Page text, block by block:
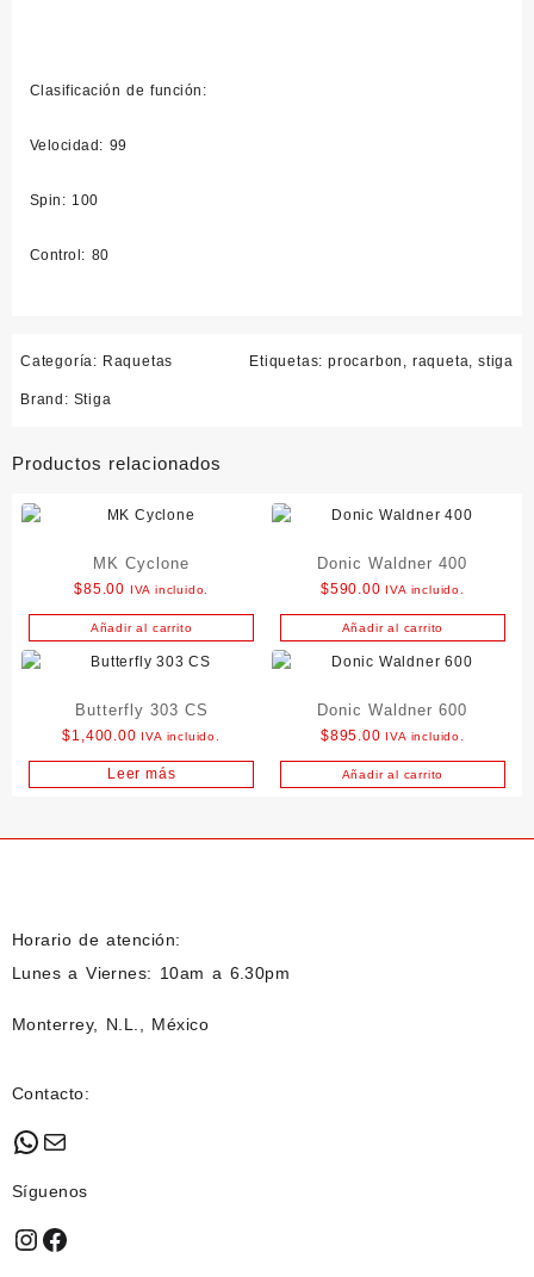
Clasificación de función:
Velocidad: 99
Spin: 100
Control: 80
Categoría: Raquetas Etiquetas: procarbon , raqueta, stiga
Brand: Stiga
Productos relacionados
MK Cyclone
$85.00 IVA incluido.
Añadir al carrito
Donic Waldner 400
$590.00 IVA incluido.
Añadir al carrito
Butterfly 303 CS
$1,400.00 IVA incluido.
Leer más
Donic Waldner 600
$895.00 IVA incluido.
Añadir al carrito
Horario de atención:
Lunes a Viernes: 10am a 6.30pm
Monterrey, N.L., México
Contacto:
WhatsApp
Mail
Síguenos
Instagram
Facebook